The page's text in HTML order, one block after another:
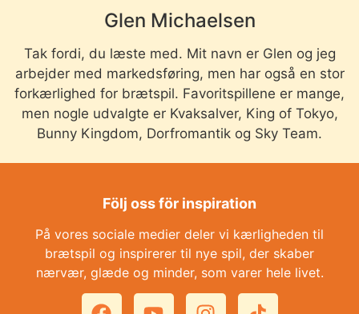
Glen Michaelsen
Tak fordi, du læste med. Mit navn er Glen og jeg
arbejder med markedsføring, men har også en stor
forkærlighed for brætspil. Favoritspillene er mange,
men nogle udvalgte er Kvaksalver, King of Tokyo,
Bunny Kingdom, Dorfromantik og Sky Team.
Följ oss för inspiration
På vores sociale medier deler vi kærligheden til
brætspil og inspirerer til nye spil, der skaber
nærvær, glæde og minder, som varer hele livet.